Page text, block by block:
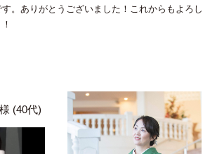
。ありがとうございました！これからもよろし
(40代)